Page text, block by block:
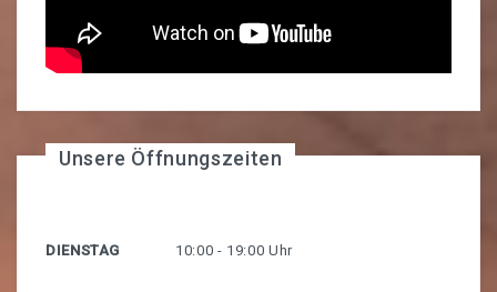
Unsere Öffnungszeiten
DIENSTAG 10:00 - 19:00 Uhr